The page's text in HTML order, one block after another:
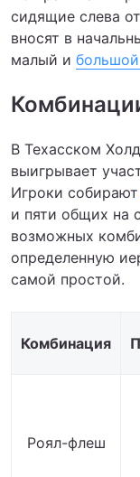
сидящие слева
вносят в
малый и
В Техасском
выигрывает
Игроки собирают
и пяти общих на
возможных
определенную
самой простой.
Комбинация
Роял-флеш